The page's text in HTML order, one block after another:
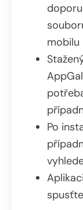
mobilu
Po